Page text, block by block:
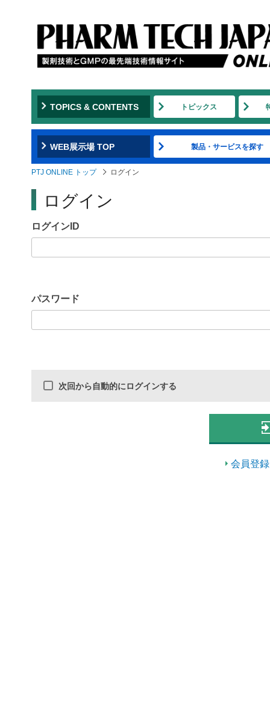
to
navigation
TOPICS & CONTENTS トピックス
WEB展示場 TOP 製品・サービスを探す
PTJ ONLINE トップ ログイン
ログイン
ログインID
パスワード
次回から自動的にログインする
会員登